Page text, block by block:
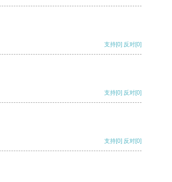
支持[0] 反对[0]
支持[0] 反对[0]
支持[0] 反对[0]